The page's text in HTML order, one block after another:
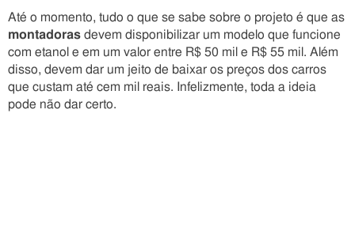
Até o momento, tudo o que se sabe sobre o projeto é que as
montadoras devem disponibilizar um modelo que funcione
com etanol e em um valor entre R$ 50 mil e R$ 55 mil. Além
disso, devem dar um jeito de baixar os preços dos carros
que custam até cem mil reais. Infelizmente, toda a ideia
pode não dar certo.